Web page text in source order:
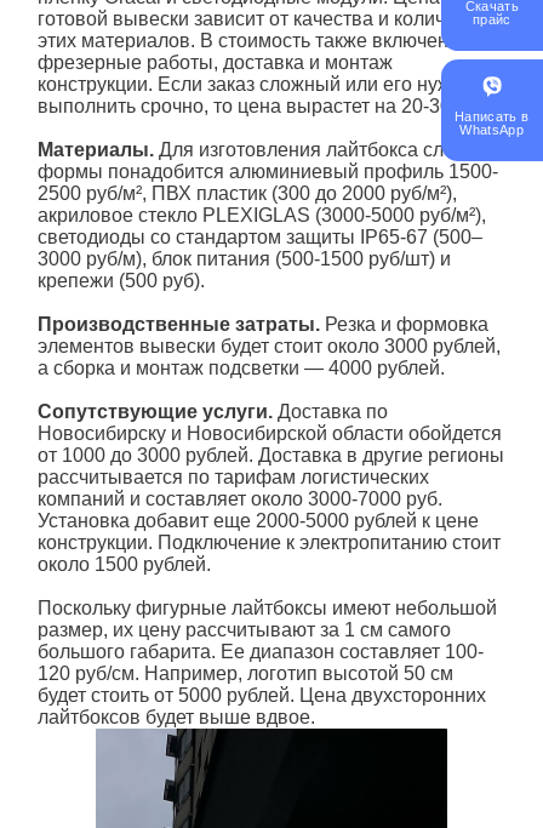
готовой вывески зависит от качества и количества
этих материалов. В стоимость также включены
фрезерные работы, доставка и монтаж
конструкции. Если заказ сложный или его нужно
выполнить срочно, то цена вырастет на 20-30%.
Материалы. Для изготовления лайтбокса сложной
формы понадобится алюминиевый профиль 1500-
2500 руб/м², ПВХ пластик (300 до 2000 руб/м²),
акриловое стекло PLEXIGLAS (3000-5000 руб/м²),
светодиоды со стандартом защиты IP65-67 (500–
3000 руб/м), блок питания (500-1500 руб/шт) и
крепежи (500 руб).
Производственные затраты.Резка и формовка
элементов вывески будет стоит около 3000 рублей,
а сборка и монтаж подсветки — 4000 рублей.
Сопутствующие услуги.Доставка по
Новосибирску и Новосибирской области обойдется
от 1000 до 3000 рублей. Доставка в другие регионы
рассчитывается по тарифам логистических
компаний и составляет около 3000-7000 руб.
Установка добавит еще 2000-5000 рублей к цене
конструкции. Подключение к электропитанию стоит
около 1500 рублей.
Поскольку фигурные лайтбоксы имеют небольшой
размер, их цену рассчитывают за 1 см самого
большого габарита. Ее диапазон составляет 100-
120 руб/см. Например, логотип высотой 50 см
будет стоить от 5000 рублей. Цена двухсторонних
лайтбоксов будет выше вдвое.
Скачать
прайс
Написать в
WhatsApp